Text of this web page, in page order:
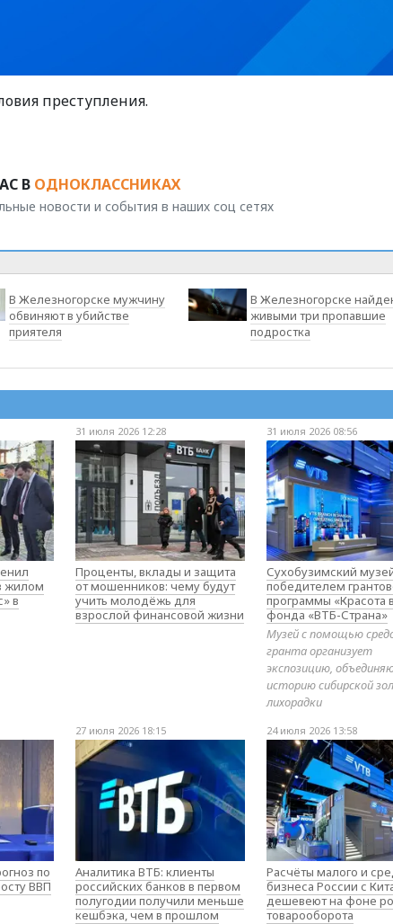
преступления.
В ОДНОКЛАССНИКАХ
новости и события в наших соц сетях
В Железногорске мужчину
обвиняют в убийстве
приятеля
В Железногорске
живыми три пропавшие
подростка
жилом
в
31 июля 2026 12:28
Проценты, вклады и защита
от мошенников: чему будут
учить молодёжь для
взрослой финансовой жизни
31 июля 2026 08:56
Сухобузимский
победителем
программы «Красота
фонда «ВТБ-Страна»
Музей с помощью
гранта организует
экспозицию,
историю сибирской
лихорадки
по
ВВП
27 июля 2026 18:15
Аналитика ВТБ: клиенты
российских банков в первом
полугодии получили меньше
кешбэка, чем в прошлом
24 июля 2026 13:58
Расчёты малого и
бизнеса России с
дешевеют на фоне
товарооборота